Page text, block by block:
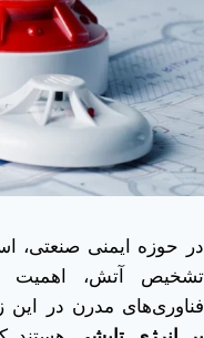
در حوزه ایمنی صنعتی،
تشخیص آتش، اهمیت
فناوری‌های مدرن در این